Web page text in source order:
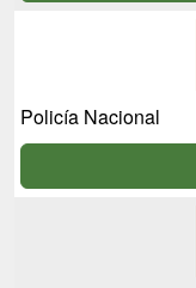
Policía Nacional